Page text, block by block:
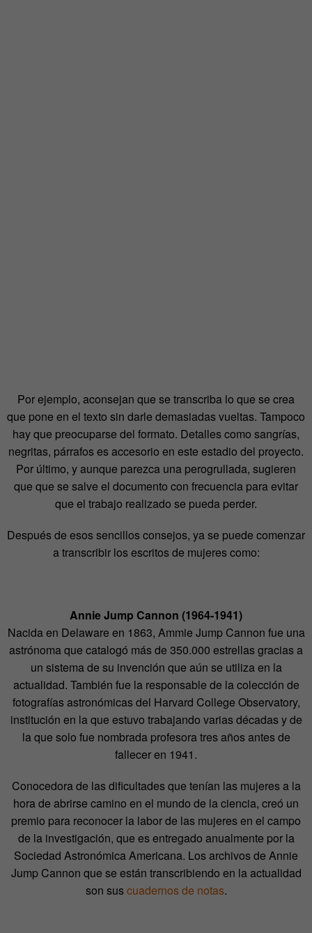
Por ejemplo, aconsejan que se transcriba lo que se crea
que pone en el texto sin darle demasiadas vueltas. Tampoco
hay que preocuparse del formato. Detalles como sangrías,
negritas, párrafos es accesorio en este estadio del proyecto.
Por último, y aunque parezca una perogrullada, sugieren
que que se salve el documento con frecuencia para evitar
que el trabajo realizado se pueda perder.
Después de esos sencillos consejos, ya se puede comenzar
a transcribir los escritos de mujeres como:
Annie Jump Cannon (1964-1941)
Nacida en Delaware en 1863, Ammie Jump Cannon fue una
astrónoma que catalogó más de 350.000 estrellas gracias a
un sistema de su invención que aún se utiliza en la
actualidad. También fue la responsable de la colección de
fotografías astronómicas del Harvard College Observatory,
institución en la que estuvo trabajando varias décadas y de
la que solo fue nombrada profesora tres años antes de
fallecer en 1941.
Conocedora de las dificultades que tenían las mujeres a la
hora de abrirse camino en el mundo de la ciencia, creó un
premio para reconocer la labor de las mujeres en el campo
de la investigación, que es entregado anualmente por la
Sociedad Astronómica Americana. Los archivos de Annie
Jump Cannon que se están transcribiendo en la actualidad
son suscuadernos de notas.